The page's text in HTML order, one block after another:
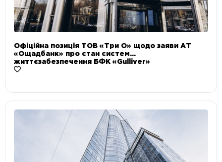
Офіційна позиція ТОВ «Три О» щодо заяви АТ
«Ощадбанк» про стан систем
життєзабезпечення БФК «Gulliver»